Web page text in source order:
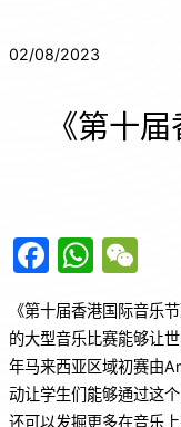
02/08/2023
《第十
F
c
e
b
W
h
at
s
A
e
C
h
at
《第十届香港国际音乐
的大型音乐比赛能够让
年马来西亚区域初赛由
动让学生们能够通过这
还可以发掘更多在音乐